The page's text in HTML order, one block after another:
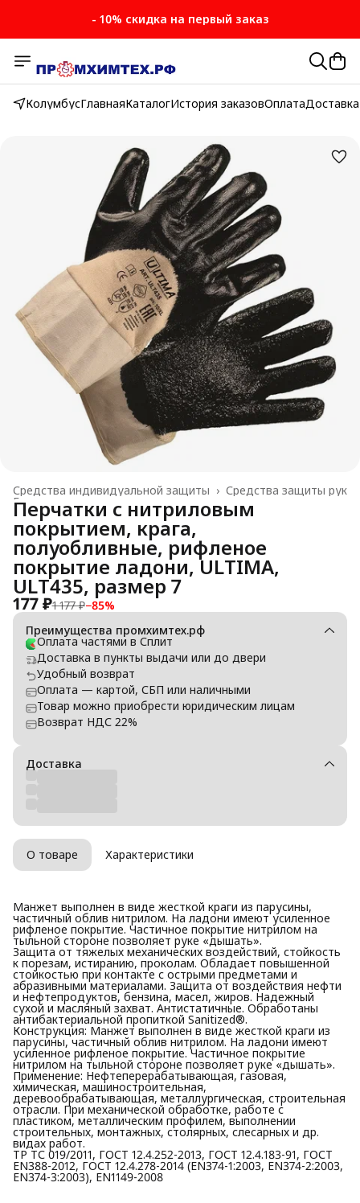
- 10% скидка на первый заказ
КолумбусГлавнаяКаталогИстория заказовОплатаДоставка
Средства защиты рук
Средства индивидуальной защиты ›
Главная
Перчатки с нитриловым
покрытием, крага,
полуобливные, рифленое
покрытие ладони, ULTIMA,
ULT435, размер 7
177 ₽1 177 ₽−85%
Преимущества промхимтех.рф
Оплата частями в Сплит
Доставка в пункты выдачи или до двери
Удобный возврат
Оплата — картой, СБП или наличными
Товар можно приобрести юридическим лицам
Возврат НДС 22%
Доставка
О товаре Характеристики
Манжет выполнен в виде жесткой краги из парусины,
частичный облив нитрилом. На ладони имеют усиленное
рифленое покрытие. Частичное покрытие нитрилом на
тыльной стороне позволяет руке «дышать».
Защита от тяжелых механических воздействий, стойкость
к порезам, истиранию, проколам. Обладает повышенной
стойкостью при контакте с острыми предметами и
абразивными материалами. Защита от воздействия нефти
и нефтепродуктов, бензина, масел, жиров. Надежный
сухой и масляный захват. Антистатичные. Обработаны
антибактериальной пропиткой Sanitized®.
Конструкция: Манжет выполнен в виде жесткой краги из
парусины, частичный облив нитрилом. На ладони имеют
усиленное рифленое покрытие. Частичное покрытие
нитрилом на тыльной стороне позволяет руке «дышать».
Применение: Нефтеперерабатывающая, газовая,
химическая, машиностроительная,
деревообрабатывающая, металлургическая, строительная
отрасли. При механической обработке, работе с
пластиком, металлическим профилем, выполнении
строительных, монтажных, столярных, слесарных и др.
видах работ.
ТР ТС 019/2011, ГОСТ 12.4.252-2013, ГОСТ 12.4.183-91, ГОСТ
EN388-2012, ГОСТ 12.4.278-2014 (EN374-1:2003, EN374-2:2003,
EN374-3:2003), EN1149-2008